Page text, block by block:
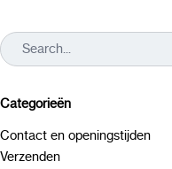
Categorieën
Contact en openingstijden
Verzenden